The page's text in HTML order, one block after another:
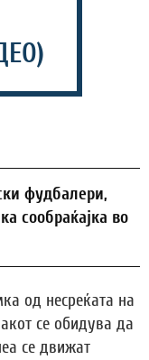
фудбалери,
сообраќајка во
од несреќата на
се обидува да
се движат